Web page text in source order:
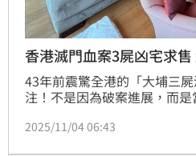
香港滅門血案3屍凶宅求
43年前震驚全港的「大埔三
注！不是因為破案進展，而
以1180萬港幣（約新台幣
2025/11/04 06:43